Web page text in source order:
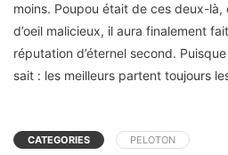
moins. Poupou était de ces deux-là,
d’oeil malicieux, il aura finalement
réputation d’éternel second.
sait : les meilleurs partent toujours
CATEGORIES PELOTON